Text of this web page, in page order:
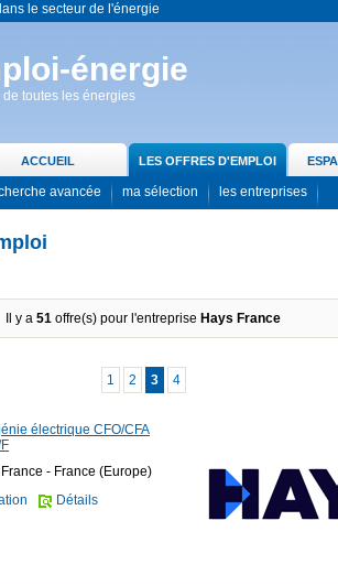
le secteur de l'énergie
énergie
de toutes les énergies
ACCUEIL LES OFFRES D'EMPLOI
avancée ma sélection les entreprises
Il y a 51 offre(s) pour l'entreprise Hays France
1 2 3 4
électrique CFO/CFA
- France (Europe)
Détails